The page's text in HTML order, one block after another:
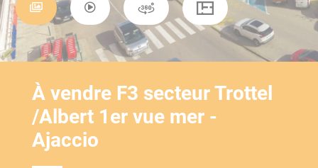
À vendre F3 secteur Trottel
/Albert 1er vue mer -
Ajaccio